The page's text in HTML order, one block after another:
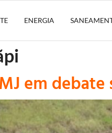
ENERGIA
em